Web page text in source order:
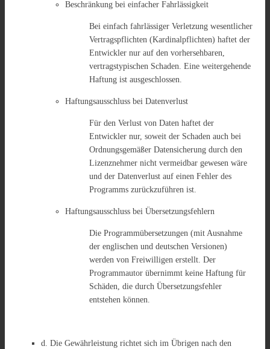
Beschränkung bei einfacher Fahrlässigkeit
Bei einfach fahrlässiger Verletzung wesentlicher
Vertragspflichten (Kardinalpflichten) haftet der
Entwickler nur auf den vorhersehbaren,
vertragstypischen Schaden. Eine weitergehende
Haftung ist ausgeschlossen.
Haftungsausschluss bei Datenverlust
Für den Verlust von Daten haftet der
Entwickler nur, soweit der Schaden auch bei
Ordnungsgemäßer Datensicherung durch den
Lizenznehmer nicht vermeidbar gewesen wäre
und der Datenverlust auf einen Fehler des
Programms zurückzuführen ist.
Haftungsausschluss bei Übersetzungsfehlern
Die Programmübersetzungen (mit Ausnahme
der englischen und deutschen Versionen)
werden von Freiwilligen erstellt. Der
Programmautor übernimmt keine Haftung für
Schäden, die durch Übersetzungsfehler
entstehen können.
d. Die Gewährleistung richtet sich im Übrigen nach den